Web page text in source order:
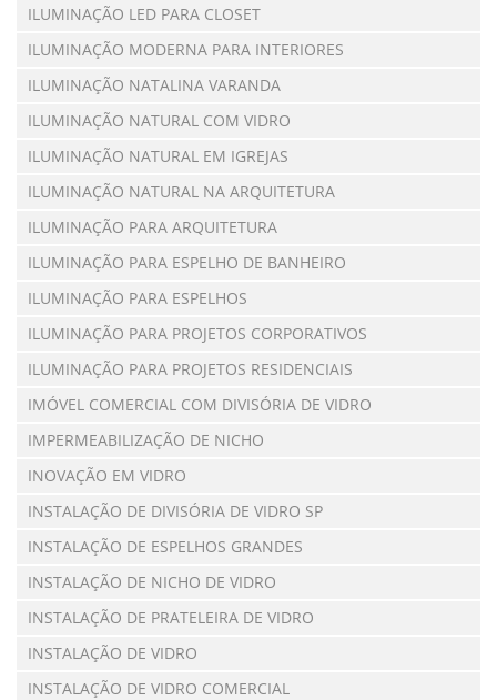
ILUMINAÇÃO LED PARA CLOSET
ILUMINAÇÃO MODERNA PARA INTERIORES
ILUMINAÇÃO NATALINA VARANDA
ILUMINAÇÃO NATURAL COM VIDRO
ILUMINAÇÃO NATURAL EM IGREJAS
ILUMINAÇÃO NATURAL NA ARQUITETURA
ILUMINAÇÃO PARA ARQUITETURA
ILUMINAÇÃO PARA ESPELHO DE BANHEIRO
ILUMINAÇÃO PARA ESPELHOS
ILUMINAÇÃO PARA PROJETOS CORPORATIVOS
ILUMINAÇÃO PARA PROJETOS RESIDENCIAIS
IMÓVEL COMERCIAL COM DIVISÓRIA DE VIDRO
IMPERMEABILIZAÇÃO DE NICHO
INOVAÇÃO EM VIDRO
INSTALAÇÃO DE DIVISÓRIA DE VIDRO SP
INSTALAÇÃO DE ESPELHOS GRANDES
INSTALAÇÃO DE NICHO DE VIDRO
INSTALAÇÃO DE PRATELEIRA DE VIDRO
INSTALAÇÃO DE VIDRO
INSTALAÇÃO DE VIDRO COMERCIAL